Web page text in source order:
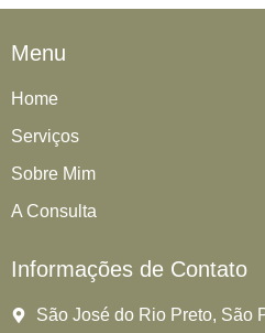
Menu
Home
Serviços
Sobre Mim
A Consulta
Informações de Contato
São José do Rio Preto, São